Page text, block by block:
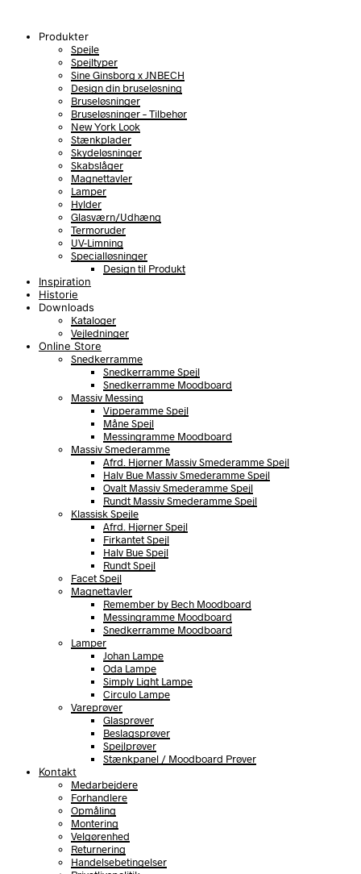
Produkter
Spejle
Spejltyper
Sine Ginsborg x JNBECH
Design din bruseløsning
Bruseløsninger
Bruseløsninger – Tilbehør
New York Look
Stænkplader
Skydeløsninger
Skabslåger
Magnettavler
Lamper
Hylder
Glasværn/Udhæng
Termoruder
UV-Limning
Specialløsninger
Design til Produkt
Inspiration
Historie
Downloads
Kataloger
Vejledninger
Online Store
Snedkerramme
Snedkerramme Spejl
Snedkerramme Moodboard
Massiv Messing
Vipperamme Spejl
Måne Spejl
Messingramme Moodboard
Massiv Smederamme
Afrd. Hjørner Massiv Smederamme Spejl
Halv Bue Massiv Smederamme Spejl
Ovalt Massiv Smederamme Spejl
Rundt Massiv Smederamme Spejl
Klassisk Spejle
Afrd. Hjørner Spejl
Firkantet Spejl
Halv Bue Spejl
Rundt Spejl
Facet Spejl
Magnettavler
Remember by Bech Moodboard
Messingramme Moodboard
Snedkerramme Moodboard
Lamper
Johan Lampe
Oda Lampe
Simply Light Lampe
Circulo Lampe
Vareprøver
Glasprøver
Beslagsprøver
Spejlprøver
Stænkpanel / Moodboard Prøver
Kontakt
Medarbejdere
Forhandlere
Opmåling
Montering
Velgørenhed
Returnering
Handelsebetingelser